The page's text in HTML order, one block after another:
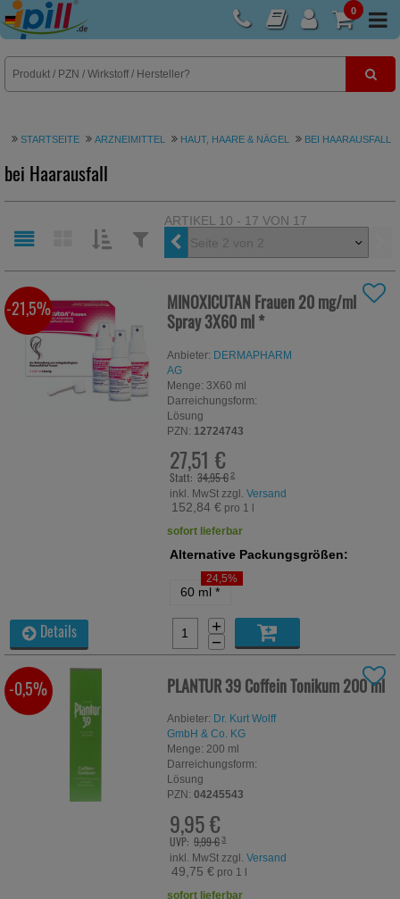
0
E-Rezept
STARTSEITE ARZNEIMITTEL HAUT, HAARE & NÄGEL BEI HAARAUSFALL
bei Haarausfall
SORTIEREN
FILTERN
ARTIKEL 10 - 17 VON 17
MINOXICUTAN Frauen 20 mg/ml
Spray3X60 ml*
Anbieter: DERMAPHARM
AG
Menge: 3X60 ml
Darreichungsform:
Lösung
PZN: 12724743
27,51 €
Statt: 34,95 €²
inkl. MwSt zzgl.Versand
152,84 € pro 1 l
-21,5%
sofort lieferbar
Alternative Packungsgrößen:
60 ml*
24,5%
+
−
Details
PLANTUR 39 Coffein Tonikum200 ml
Anbieter: Dr. Kurt Wolff
GmbH & Co. KG
Menge: 200 ml
Darreichungsform:
Lösung
PZN: 04245543
9,95 €
UVP: 9,99 €³
inkl. MwSt zzgl.Versand
49,75 € pro 1 l
-0,5%
sofort lieferbar